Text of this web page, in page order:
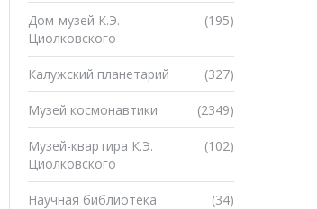
(195)
Дом-музей К.Э.
Циолковского
(327)
Калужский планетарий
(2349)
Музей космонавтики
(102)
Музей-квартира К.Э.
Циолковского
(34)
Научная библиотека